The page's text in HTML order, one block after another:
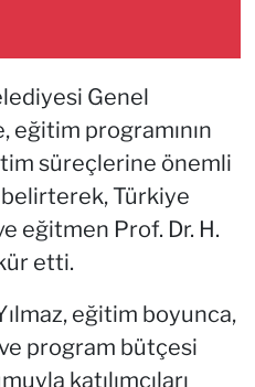
Genel
eğitim programının
süreçlerine önemli
belirterek, Türkiye
eğitmen Prof. Dr. H.
etti.
eğitim boyunca,
program bütçesi
katılımcıları